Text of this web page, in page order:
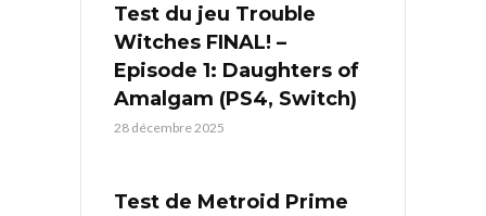
Test du jeu Trouble
Witches FINAL! –
Episode 1: Daughters of
Amalgam (PS4, Switch)
28 décembre 2025
Test de Metroid Prime